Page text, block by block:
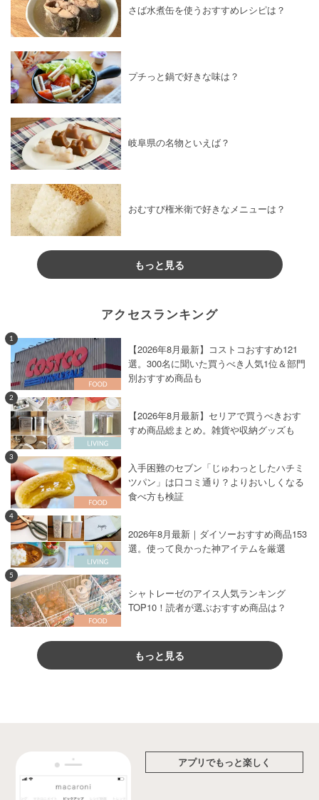
さば水煮缶を使うおすすめレシピは？
プチっと鍋で好きな味は？
岐阜県の名物といえば？
おむすび権米衛で好きなメニューは？
もっと見る
アクセスランキング
1
【2026年8月最新】コストコおすすめ121
選。300名に聞いた買うべき人気1位＆部門
別おすすめ商品も
2
【2026年8月最新】セリアで買うべきおす
すめ商品総まとめ。雑貨や収納グッズも
3
入手困難のセブン「じゅわっとしたハチミ
ツパン」は口コミ通り？よりおいしくなる
食べ方も検証
4
2026年8月最新｜ダイソーおすすめ商品153
選。使って良かった神アイテムを厳選
5
シャトレーゼのアイス人気ランキング
TOP10！読者が選ぶおすすめ商品は？
もっと見る
アプリでもっと楽しく